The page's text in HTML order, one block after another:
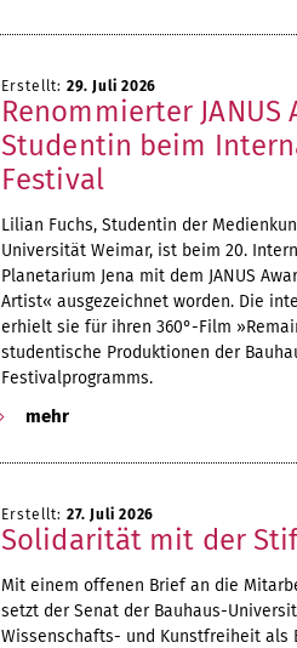
Erstellt: 29. Juli 2026
Renommierter
Studentin beim
Festival
Lilian Fuchs, Studentin der
Universität Weimar, ist beim 20.
Planetarium Jena mit dem JANUS
Artist« ausgezeichnet worden. Die
erhielt sie für ihren 360°-Film
studentische Produktionen der
Festivalprogramms.
mehr
Erstellt: 27. Juli 2026
Solidarität mit der
Mit einem offenen Brief an die
setzt der Senat der Bauhaus-
Wissenschafts- und Kunstfreiheit als